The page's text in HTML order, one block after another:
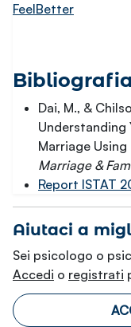
FeelBetter
Bibliografia
Dai, M., &
Understanding
Marriage
Marriage &
Report ISTAT
Aiutaci a
Sei psicologo o
Accedi o registrati